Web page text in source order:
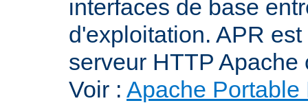
interfaces de base
d'exploitation. APR
serveur HTTP
Voir : Apache